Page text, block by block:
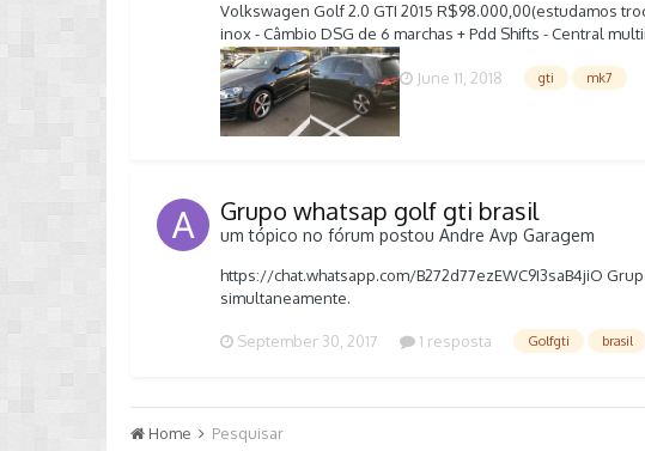
Volkswagen Golf 2.0 GTI 2015 R$98.000,00(estudamos
inox - Câmbio DSG de 6 marchas + Pdd Shifts - Central
dianteiro e traseiro - Todas revisões em concessionárias -
Carro se precisarem só pedir por Whatsapp.
June 11, 2018 gti mk7
Grupo whatsap golf gti brasil
um tópico no fórum postouAndre Avp Garagem
https://chat.whatsapp.com/B272d77ezEWC9I3saB4jiO
simultaneamente.
September 30, 2017 1 resposta Golfgti brasil
Home Pesquisar